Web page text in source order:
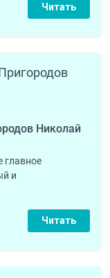
Читать
Николай
главное
и
Читать